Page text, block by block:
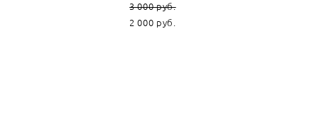
3 000 pуб.
2 000 pуб.